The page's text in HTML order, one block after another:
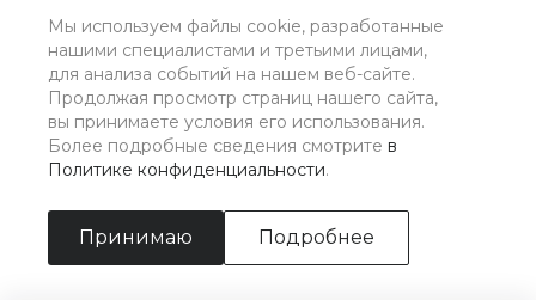
Мы используем файлы cookie, разработанные
нашими специалистами и третьими лицами,
для анализа событий на нашем веб-сайте.
Продолжая просмотр страниц нашего сайта,
вы принимаете условия его использования.
Более подробные сведения смотрите в
Политике конфиденциальности.
Принимаю Подробнее
oas_reklama@list.ru